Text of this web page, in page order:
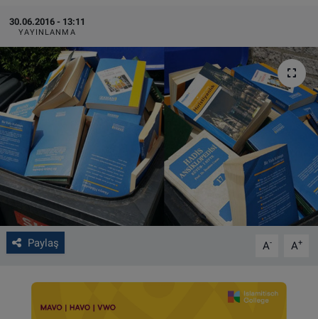
30.06.2016 - 13:11
YAYINLANMA
Paylaş A- A+
SAĞLIK - YAŞAM
BİLİM-TEKNOLOJİ
BİLİM-TEKNOLOJİ
SAĞLIK
FOTO GALERİ
VIDEO GALERİ
ALGEMENE VOORWAARDEN
CONTACT
Çerez Politikası
Son Dakika Haberleri
Haber Arşivi